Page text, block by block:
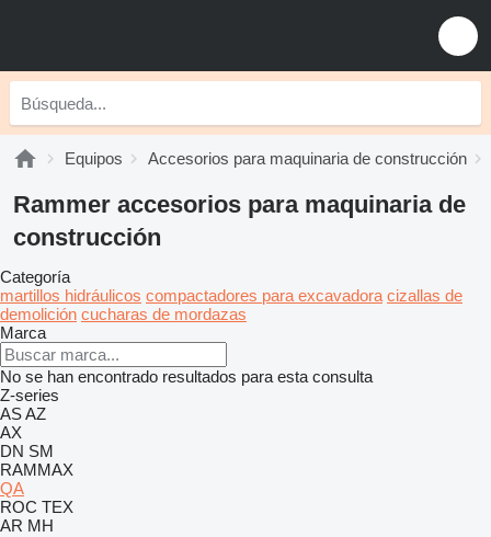
Equipos Accesorios para maquinaria de construcción
Rammer accesorios para maquinaria de
construcción
Categoría
martillos hidráulicos compactadores para excavadora cizallas de
demolición cucharas de mordazas
Marca
No se han encontrado resultados para esta consulta
Z-series
ASAZ
AX
DN SM
RAMMAX
QA
ROC TEX
AR MH